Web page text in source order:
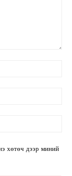
хөтөч дээр миний